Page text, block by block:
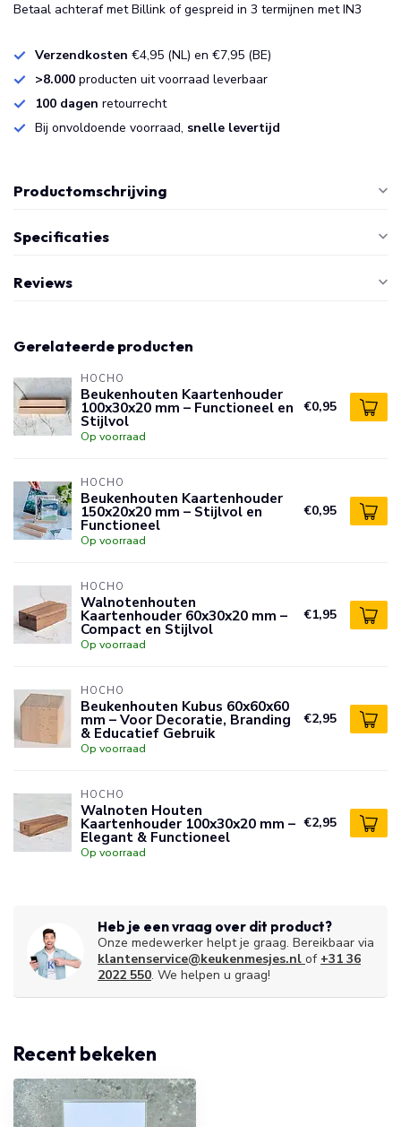
Betaal achteraf met Billink of gespreid in 3 termijnen met IN3
Verzendkosten €4,95 (NL) en €7,95 (BE)
>8.000 producten uit voorraad leverbaar
100 dagen retourrecht
Bij onvoldoende voorraad, snelle levertijd
Productomschrijving
Specificaties
Reviews
Gerelateerde producten
HOCHO
Beukenhouten Kaartenhouder
100x30x20 mm – Functioneel en
Stijlvol
Op voorraad
€0,95
HOCHO
Beukenhouten Kaartenhouder
150x20x20 mm – Stijlvol en
Functioneel
Op voorraad
€0,95
HOCHO
Walnotenhouten
Kaartenhouder 60x30x20 mm –
Compact en Stijlvol
Op voorraad
€1,95
HOCHO
Beukenhouten Kubus 60x60x60
mm – Voor Decoratie, Branding
& Educatief Gebruik
Op voorraad
€2,95
HOCHO
Walnoten Houten
Kaartenhouder 100x30x20 mm –
Elegant & Functioneel
Op voorraad
€2,95
Heb je een vraag over dit product?
Onze medewerker helpt je graag. Bereikbaar via
klantenservice@keukenmesjes.nl of +31 36
2022 550. We helpen u graag!
Recent bekeken